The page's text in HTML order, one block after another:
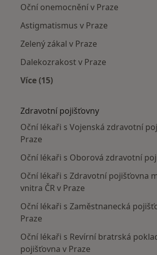
Oční onemocnění v Praze
Astigmatismus v Praze
Zelený zákal v Praze
Dalekozrakost v Praze
Více (15)
Zdravotní pojišťovny
Oční lékaři s Vojenská zdravotní
Praze
Oční lékaři s Oborová zdravotní
Oční lékaři s Zdravotní pojišťovna
vnitra ČR v Praze
Oční lékaři s Zaměstnanecká
Praze
Oční lékaři s Revírní bratrská
pojišťovna v Praze